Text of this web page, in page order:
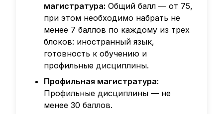
магистратура: Общий балл — от 75,
при этом необходимо набрать не
менее 7 баллов по каждому из трех
блоков: иностранный язык,
готовность к обучению и
профильные дисциплины.
Профильная магистратура:
Профильные дисциплины — не
менее 30 баллов.